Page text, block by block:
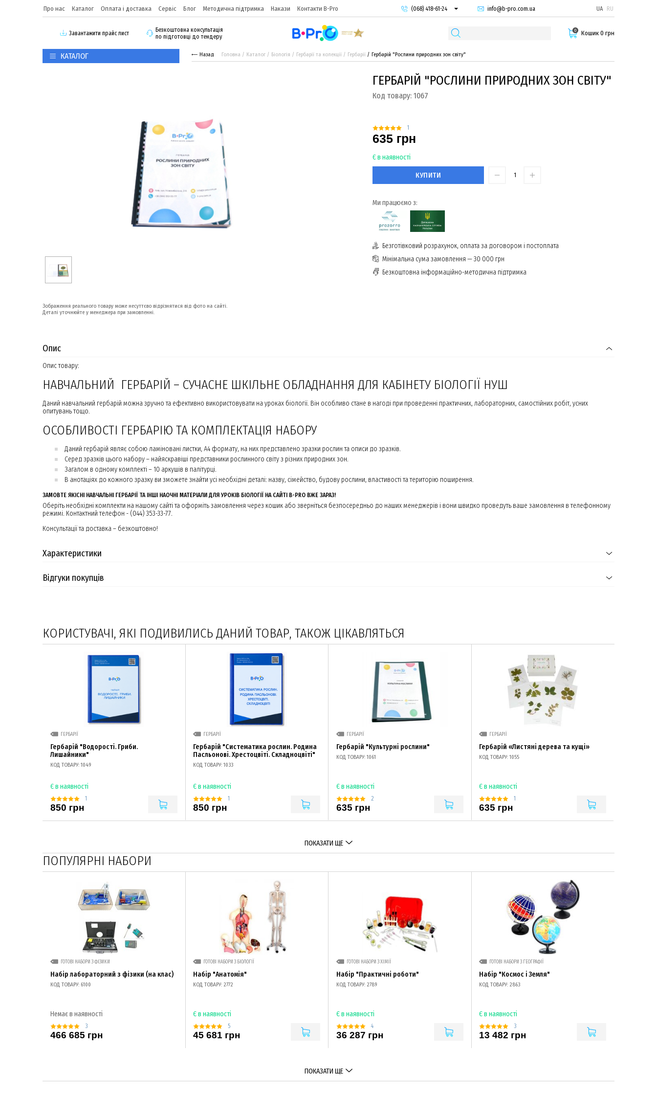
Про нас Каталог Оплата і доставка Сервіс Блог Методична підтримка Накази Контакти B-Pro
(068) 418-61-24
info@b-pro.com.ua UA RU
3авантажити прайс лист
Безкоштовна консультація
по підготовці до тендеру
0 Кошик 0 грн
КАТАЛОГ Назад Головна Каталог Біологія Гербарії та колекції Гербарії Гербарій "Рослини природних зон світу"
Зображення реального товару може несуттєво відрізнятися від фото на сайті.
Деталі уточнюйте у менеджера при замовленні.
ГЕРБАРІЙ "РОСЛИНИ ПРИРОДНИХ ЗОН СВІТУ"
Код товару: 1067
1
635 грн
Є в наявності
КУПИТИ
Ми працюємо з:
Безготівковий розрахунок, оплата за договором і постоплата
Мінімальна сума замовлення — 30 000 грн
Безкоштовна інформаційно-методична підтримка
Опис
Опис товару:
НАВЧАЛЬНИЙ ГЕРБАРІЙ – СУЧАСНЕ ШКІЛЬНЕ ОБЛАДНАННЯ ДЛЯ КАБІНЕТУ БІОЛОГІЇ НУШ
Даний навчальний гербарій можна зручно та ефективно використовувати на уроках біології. Він особливо стане в нагоді при проведенні практичних, лабораторних, самостійних робіт, усних
опитувань тощо.
ОСОБЛИВОСТІ ГЕРБАРІЮ ТА КОМПЛЕКТАЦІЯ НАБОРУ
Даний гербарій являє собою ламіновані листки, А4 формату, на них представлено зразки рослин та описи до зразків.
Серед зразків цього набору – найяскравіші представники рослинного світу з різних природних зон.
Загалом в одному комплекті – 10 аркушів в палітурці.
В анотаціях до кожного зразку ви зможете знайти усі необхідні деталі: назву, сімейство, будову рослини, властивості та територію поширення.
ЗАМОВТЕ ЯКІСНІ НАВЧАЛЬНІ ГЕРБАРІЇ ТА ІНШІ НАОЧНІ МАТЕРІАЛИ ДЛЯ УРОКІВ БІОЛОГІЇ НА САЙТІ B-PRO ВЖЕ ЗАРАЗ!
Оберіть необхідні комплекти на нашому сайті та оформіть замовлення через кошик або зверніться безпосередньо до наших менеджерів і вони швидко проведуть ваше замовлення в телефонному
режимі. Контактний телефон - (044) 353-33-77.
Консультації та доставка – безкоштовно!
Характеристики
Відгуки покупців
КОРИСТУВАЧІ, ЯКІ ПОДИВИЛИСЬ ДАНИЙ ТОВАР, ТАКОЖ ЦІКАВЛЯТЬСЯ
ГЕРБАРІЇ
Гербарій "Водорості. Гриби.
Лишайники"
КОД ТОВАРУ: 1049
Є в наявності
1
850 грн
ГЕРБАРІЇ
Гербарій "Систематика рослин. Родина
Пасльонові. Хрестоцвіті. Складноцвіті"
КОД ТОВАРУ: 1033
Є в наявності
1
850 грн
ГЕРБАРІЇ
Гербарій "Культурні рослини"
КОД ТОВАРУ: 1061
Є в наявності
2
635 грн
ГЕРБАРІЇ
Гербарій «Листяні дерева та кущі»
КОД ТОВАРУ: 1055
Є в наявності
1
635 грн
ПОКАЗАТИ ЩЕ
ПОПУЛЯРНІ НАБОРИ
ГОТОВІ НАБОРИ З ФІЗИКИ
Набір лабораторний з фізики (на клас)
КОД ТОВАРУ: 6100
Немає в наявності
3
466 685 грн
ГОТОВІ НАБОРИ З БІОЛОГІЇ
Набір "Анатомія"
КОД ТОВАРУ: 2772
Є в наявності
5
45 681 грн
ГОТОВІ НАБОРИ З ХІМІЇ
Набір "Практичні роботи"
КОД ТОВАРУ: 2789
Є в наявності
4
36 287 грн
ГОТОВІ НАБОРИ З ГЕОГРАФІЇ
Набір "Космос і Земля"
КОД ТОВАРУ: 2863
Є в наявності
3
13 482 грн
ПОКАЗАТИ ЩЕ